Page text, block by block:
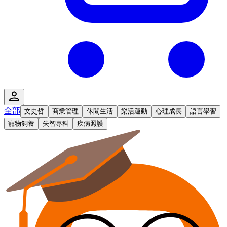
全部 文史哲 商業管理 休閒生活 樂活運動 心理成長
語言學習
寵物飼養
失智專科 疾病照護